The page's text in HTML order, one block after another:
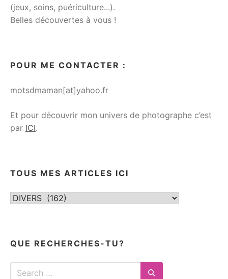
(jeux, soins, puériculture...).
Belles découvertes à vous !
POUR ME CONTACTER :
motsdmaman[at]yahoo.fr
Et pour découvrir mon univers de photographe c’est
par ICI.
TOUS MES ARTICLES ICI
Tous
QUE RECHERCHES-TU?
Search